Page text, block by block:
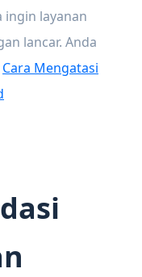
ingin layanan
lancar. Anda
Cara Mengatasi